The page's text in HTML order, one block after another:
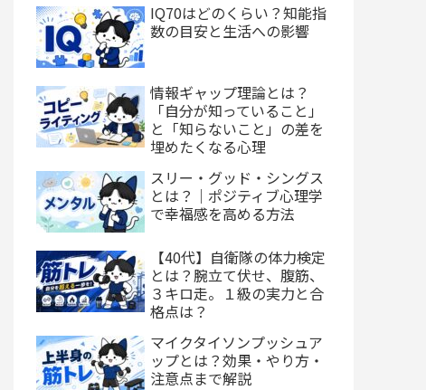
IQ70はどのくらい？知能指
数の目安と生活への影響
情報ギャップ理論とは？
「自分が知っていること」
と「知らないこと」の差を
埋めたくなる心理
スリー・グッド・シングス
とは？｜ポジティブ心理学
で幸福感を高める方法
【40代】自衛隊の体力検定
とは？腕立て伏せ、腹筋、
３キロ走。１級の実力と合
格点は？
マイクタイソンプッシュア
ップとは？効果・やり方・
注意点まで解説